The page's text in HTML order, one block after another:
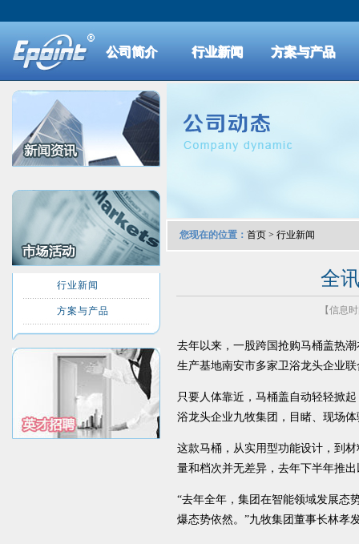
公司简介 行业新闻 方案与产品
行业新闻
方案与产品
您现在的位置： 首页 > 行业新闻
全
【信息
去年以来，一股跨国抢购马桶盖热
生产基地南安市多家卫浴龙头企业
只要人体靠近，马桶盖自动轻轻掀
浴龙头企业九牧集团，目睹、现场
这款马桶，从实用型功能设计，到
量和档次并无差异，去年下半年推
“去年全年，集团在智能领域发展态
爆态势依然。”九牧集团董事长林孝